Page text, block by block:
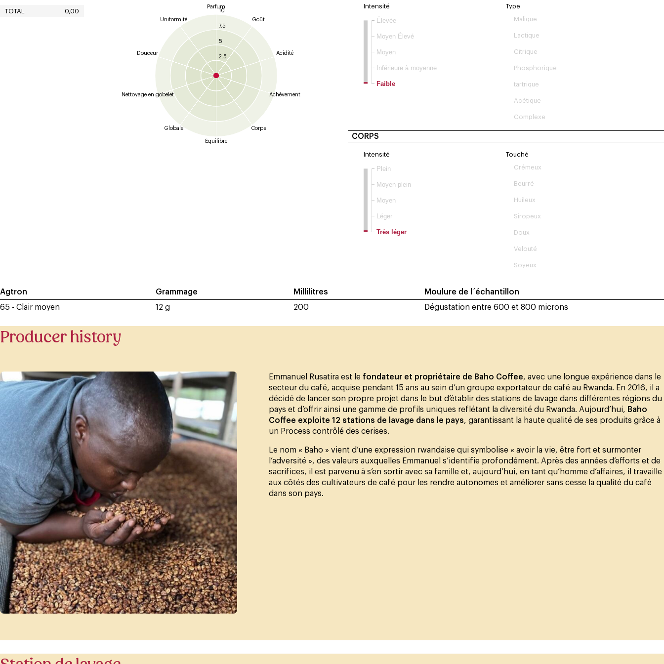
TOTAL 0,00 10
7.5
5
2.5
Parfum
Goût
Acidité
Achèvement
Corps
Équilibre
Globale
Nettoyage en gobelet
Douceur
Uniformité
Intensité
Faible
Inférieure à moyenne
Moyen
Moyen Élevé
Élevée
Type
Malique
Lactique
Citrique
Phosphorique
tartrique
Acétique
Complexe
CORPS
Intensité
Très léger
Léger
Moyen
Moyen plein
Plein
Touché
Crémeux
Beurré
Huileux
Siropeux
Doux
Velouté
Soyeux
Agtron
65 - Clair moyen
Grammage
12 g
Millilitres
200
Moulure de l´échantillon
Dégustation entre 600 et 800 microns
Producer history
Emmanuel Rusatira est le fondateur et propriétaire de Baho Coffee, avec une longue expérience dans le
secteur du café, acquise pendant 15 ans au sein d’un groupe exportateur de café au Rwanda. En 2016, il a
décidé de lancer son propre projet dans le but d’établir des stations de lavage dans différentes régions du
pays et d’offrir ainsi une gamme de profils uniques reflétant la diversité du Rwanda. Aujourd’hui, Baho
Coffee exploite 12 stations de lavage dans le pays, garantissant la haute qualité de ses produits grâce à
un Process contrôlé des cerises.
Le nom « Baho » vient d’une expression rwandaise qui symbolise « avoir la vie, être fort et surmonter
l’adversité », des valeurs auxquelles Emmanuel s’identifie profondément. Après des années d’efforts et de
sacrifices, il est parvenu à s’en sortir avec sa famille et, aujourd’hui, en tant qu’homme d’affaires, il travaille
aux côtés des cultivateurs de café pour les rendre autonomes et améliorer sans cesse la qualité du café
dans son pays.